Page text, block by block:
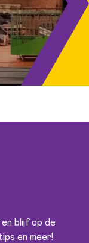
blijf op de
en meer!